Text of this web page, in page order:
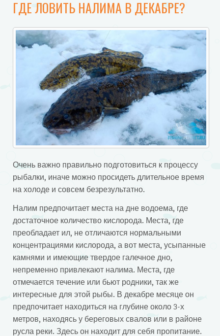
ГДЕ ЛОВИТЬ НАЛИМА В ДЕКАБРЕ?
Очень важно правильно подготовиться к процессу
рыбалки, иначе можно просидеть длительное время
на холоде и совсем безрезультатно.
Налим предпочитает места на дне водоема, где
достаточное количество кислорода. Места, где
преобладает ил, не отличаются нормальными
концентрациями кислорода, а вот места, усыпанные
камнями и имеющие твердое галечное дно,
непременно привлекают налима. Места, где
отмечается течение или бьют родники, так же
интересные для этой рыбы. В декабре месяце он
предпочитает находиться на глубине около 3-х
метров, находясь у береговых свалов или в районе
русла реки. Здесь он находит для себя пропитание.